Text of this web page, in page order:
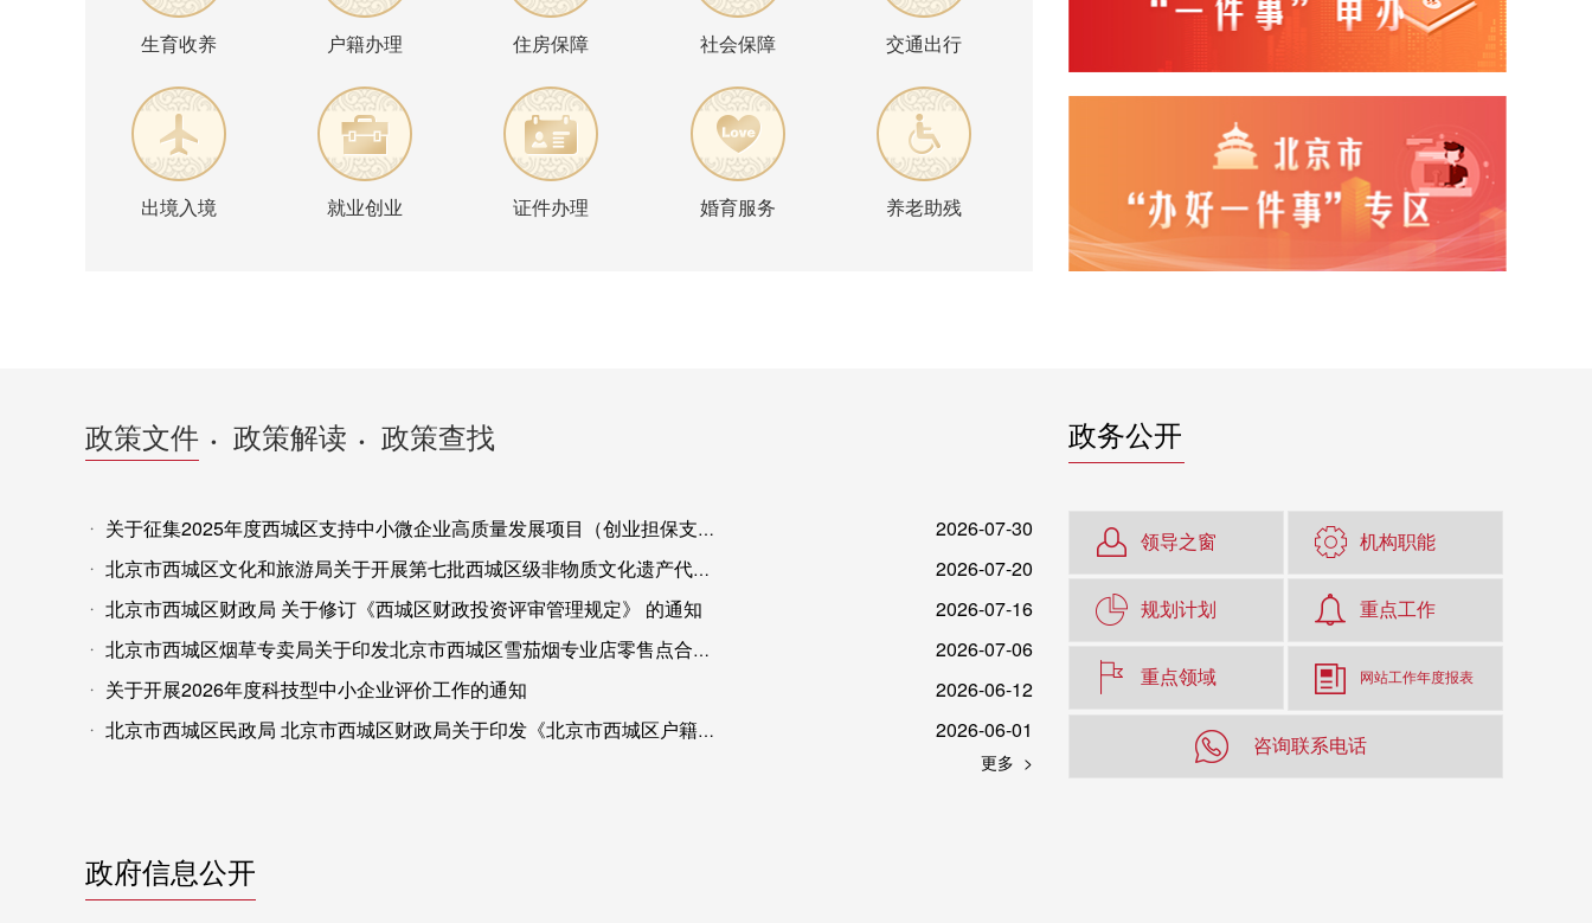
生育收养 户籍办理 住房保障 社会保障 交通出行
出境入境 就业创业 证件办理 婚育服务 养老助残
政策文件 • 政策解读 • 政策查找
关于征集2025年度西城区支持中小微企业高质量发展项目（创业担保支持项目）的通知
2026-07-30
北京市西城区文化和旅游局关于开展第七批西城区级非物质文化遗产代表性项目申报工作的通知
2026-07-20
北京市西城区财政局 关于修订《西城区财政投资评审管理规定》 的通知
2026-07-16
北京市西城区烟草专卖局关于印发北京市西城区雪茄烟专业店零售点合理布局规定的通知
2026-07-06
关于开展2026年度科技型中小企业评价工作的通知
2026-06-12
北京市西城区民政局 北京市西城区财政局关于印发《北京市西城区户籍老年人异地康养补贴扶持办法》的通知
2026-06-01
更多 >
政务公开
领导之窗 机构职能
规划计划 重点工作
重点领域 网站工作年度报表
咨询联系电话
政府信息公开